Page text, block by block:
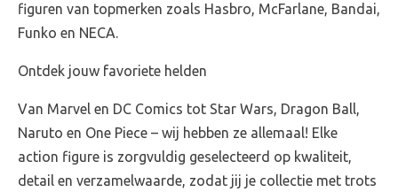
figuren van topmerken zoals Hasbro, McFarlane, Bandai,
Funko en NECA.
Ontdek jouw favoriete helden
Van Marvel en DC Comics tot Star Wars, Dragon Ball,
Naruto en One Piece – wij hebben ze allemaal! Elke
action figure is zorgvuldig geselecteerd op kwaliteit,
detail en verzamelwaarde, zodat jij je collectie met trots